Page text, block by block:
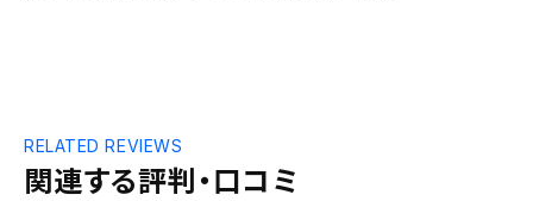
関連する評判・口コミ
RELATED REVIEWS